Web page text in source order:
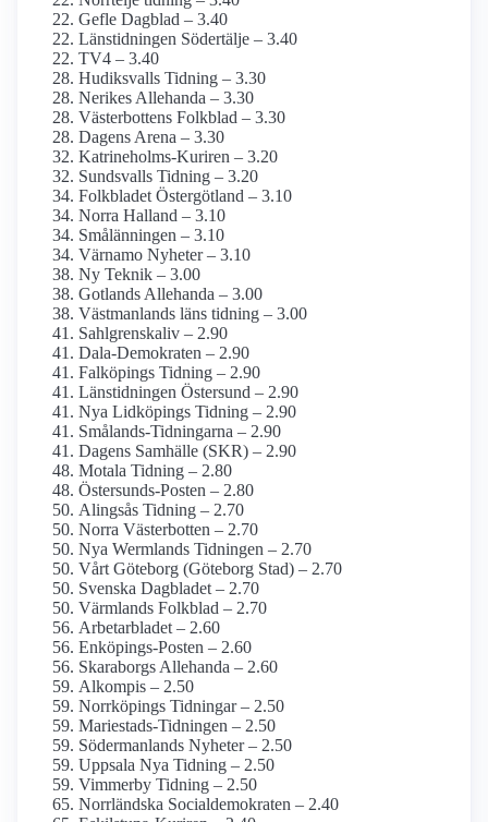
Gefle Dagblad – 3.40
Länstidningen Södertälje – 3.40
TV4 – 3.40
Hudiksvalls Tidning – 3.30
Nerikes Allehanda – 3.30
Västerbottens Folkblad – 3.30
Dagens Arena – 3.30
Katrineholms-Kuriren – 3.20
Sundsvalls Tidning – 3.20
Folkbladet Östergötland – 3.10
Norra Halland – 3.10
Smålänningen – 3.10
Värnamo Nyheter – 3.10
Ny Teknik – 3.00
Gotlands Allehanda – 3.00
Västmanlands läns tidning – 3.00
Sahlgrenskaliv – 2.90
Dala-Demokraten – 2.90
Falköpings Tidning – 2.90
Länstidningen Östersund – 2.90
Nya Lidköpings Tidning – 2.90
Smålands-Tidningarna – 2.90
Dagens Samhälle (SKR) – 2.90
Motala Tidning – 2.80
Östersunds-Posten – 2.80
Alingsås Tidning – 2.70
Norra Västerbotten – 2.70
Nya Wermlands Tidningen – 2.70
Vårt Göteborg (Göteborg Stad) – 2.70
Svenska Dagbladet – 2.70
Värmlands Folkblad – 2.70
Arbetarbladet – 2.60
Enköpings-Posten – 2.60
Skaraborgs Allehanda – 2.60
Alkompis – 2.50
Norrköpings Tidningar – 2.50
Mariestads-Tidningen – 2.50
Söderman­lands Nyheter – 2.50
Uppsala Nya Tidning – 2.50
Vimmerby Tidning – 2.50
Norrländska Social­demokraten – 2.40